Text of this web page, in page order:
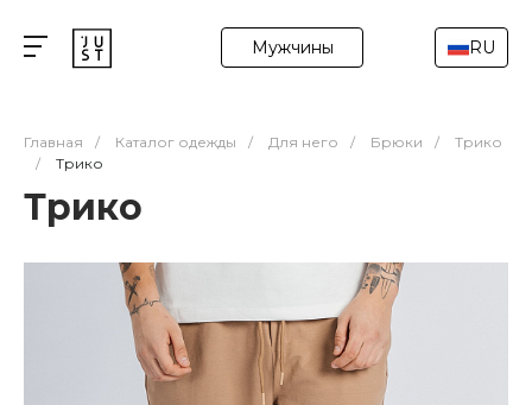
Мужчины RU
Главная / Каталог одежды / Для него / Брюки /
Трико
/
Трико
Трико